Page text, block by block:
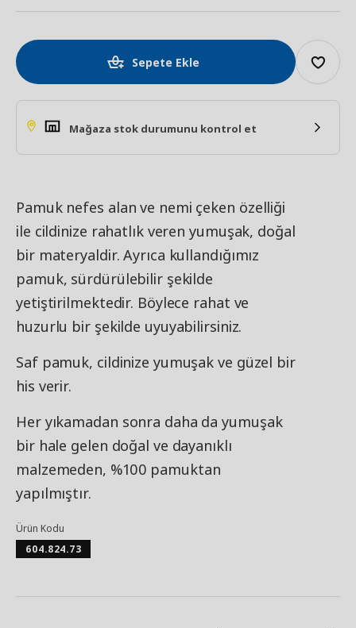
Sepete Ekle
Mağaza stok durumunu kontrol et
Pamuk nefes alan ve nemi çeken özelliği
ile cildinize rahatlık veren yumuşak, doğal
bir materyaldir. Ayrıca kullandığımız
pamuk, sürdürülebilir şekilde
yetiştirilmektedir. Böylece rahat ve
huzurlu bir şekilde uyuyabilirsiniz.
Saf pamuk, cildinize yumuşak ve güzel bir
his verir.
Her yıkamadan sonra daha da yumuşak
bir hale gelen doğal ve dayanıklı
malzemeden, %100 pamuktan
yapılmıştır.
Ürün Kodu
604.824.73